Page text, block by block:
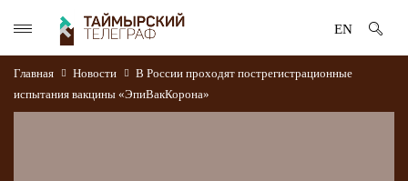
EN
Главная Новости
В России проходят пострегистрационные
испытания вакцины «ЭпиВакКорона»